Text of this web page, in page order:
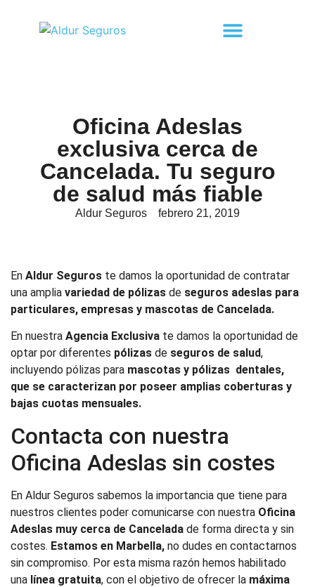
Oficina Adeslas
exclusiva cerca de
Cancelada. Tu seguro
de salud más fiable
Aldur Seguros febrero 21, 2019
En Aldur Seguros te damos la oportunidad de contratar
una amplia variedad de pólizas de seguros adeslas para
particulares, empresas y mascotas de Cancelada.
En nuestra Agencia Exclusiva te damos la oportunidad de
optar por diferentes pólizas de seguros de salud,
incluyendo pólizas para mascotas y pólizas dentales,
que se caracterizan por poseer amplias coberturas y
bajas cuotas mensuales.
Contacta con nuestra
Oficina Adeslas sin costes
En Aldur Seguros sabemos la importancia que tiene para
nuestros clientes poder comunicarse con nuestra Oficina
Adeslas muy cerca de Cancelada de forma directa y sin
costes. Estamos en Marbella, no dudes en contactarnos
sin compromiso. Por esta misma razón hemos habilitado
una línea gratuita, con el objetivo de ofrecer la máxima